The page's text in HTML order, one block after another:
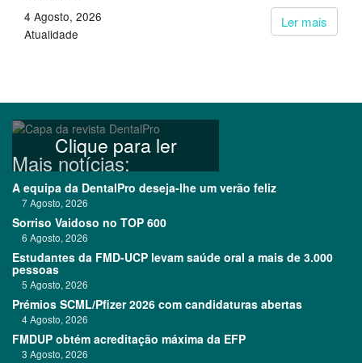
Ler mais
4 Agosto, 2026
Atualidade
Clique para ler
Mais notícias:
A equipa da DentalPro deseja-lhe um verão feliz
7 Agosto, 2026
Sorriso Vaidoso no TOP 600
6 Agosto, 2026
Estudantes da FMD-UCP levam saúde oral a mais de 3.000
pessoas
5 Agosto, 2026
Prémios SCML/Pfizer 2026 com candidaturas abertas
4 Agosto, 2026
FMDUP obtém acreditação máxima da EFP
3 Agosto, 2026